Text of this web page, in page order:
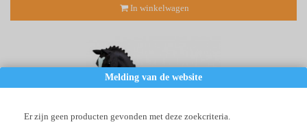
Melding van de website
Er zijn geen producten gevonden met deze zoekcriteria.
In winkelwagen